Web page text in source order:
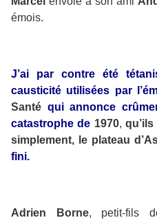
émois.
J’ai par contre été
causticité utilisées par
Santé qui annonce
catastrophe de 1970,
simplement, le plateau
fini.
Adrien Borne, petit-fils